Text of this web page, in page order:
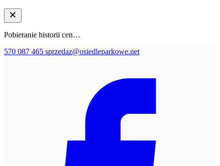
Pobieranie historii cen…
570 087 465 sprzedaz@osiedleparkowe.net